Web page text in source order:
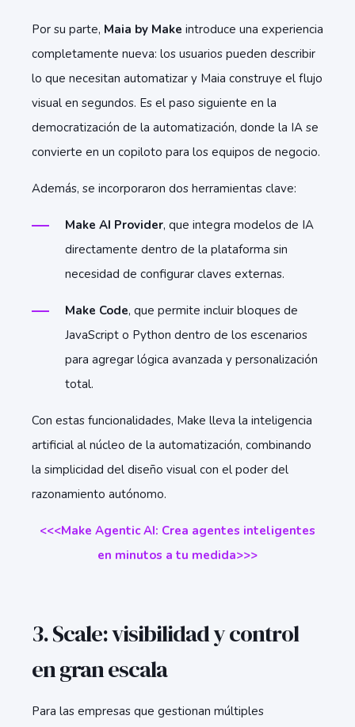
Por su parte, Maia by Make introduce una experiencia
completamente nueva: los usuarios pueden describir
lo que necesitan automatizar y Maia construye el flujo
visual en segundos. Es el paso siguiente en la
democratización de la automatización, donde la IA se
convierte en un copiloto para los equipos de negocio.
Además, se incorporaron dos herramientas clave:
Make AI Provider, que integra modelos de IA
directamente dentro de la plataforma sin
necesidad de configurar claves externas.
Make Code, que permite incluir bloques de
JavaScript o Python dentro de los escenarios
para agregar lógica avanzada y personalización
total.
Con estas funcionalidades, Make lleva la inteligencia
artificial al núcleo de la automatización, combinando
la simplicidad del diseño visual con el poder del
razonamiento autónomo.
<<<Make Agentic AI: Crea agentes inteligentes
en minutos a tu medida>>>
3. Scale: visibilidad y control
en gran escala
Para las empresas que gestionan múltiples